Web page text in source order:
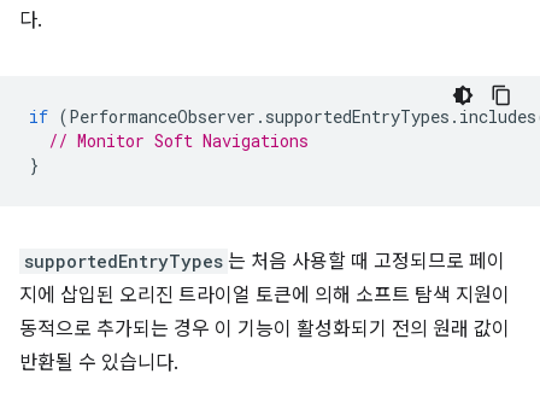
다.
if (PerformanceObserver . supportedEntryTypes . includes
// Monitor Soft Navigations
}
supportedEntryTypes 는 처음 사용할 때 고정되므로 페이
지에 삽입된 오리진 트라이얼 토큰에 의해 소프트 탐색 지원이
동적으로 추가되는 경우 이 기능이 활성화되기 전의 원래 값이
반환될 수 있습니다.